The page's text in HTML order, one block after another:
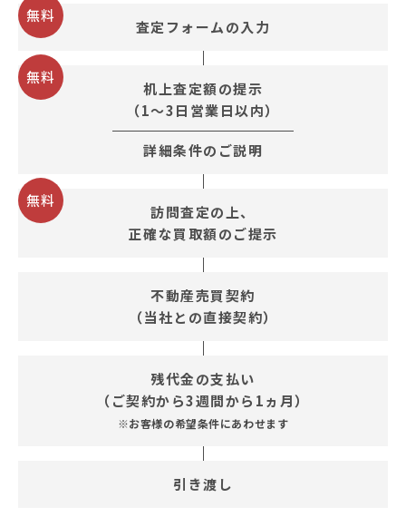
無料
査定フォームの入力
無料
机上査定額の提示
（1～3日営業日以内）
詳細条件のご説明
無料
訪問査定の上、
正確な買取額のご提示
不動産売買契約
（当社との直接契約）
残代金の支払い
（ご契約から3週間から1ヵ月）
※お客様の希望条件にあわせます
引き渡し